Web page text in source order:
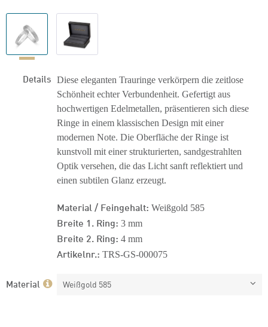
Details Diese eleganten Trauringe verkörpern die zeitlose
Schönheit echter Verbundenheit. Gefertigt aus
hochwertigen Edelmetallen, präsentieren sich diese
Ringe in einem klassischen Design mit einer
modernen Note. Die Oberfläche der Ringe ist
kunstvoll mit einer strukturierten, sandgestrahlten
Optik versehen, die das Licht sanft reflektiert und
einen subtilen Glanz erzeugt.
Material / Feingehalt: Weißgold 585
Breite 1. Ring: 3 mm
Breite 2. Ring: 4 mm
Artikelnr.: TRS-GS-000075
Material Weißgold 585